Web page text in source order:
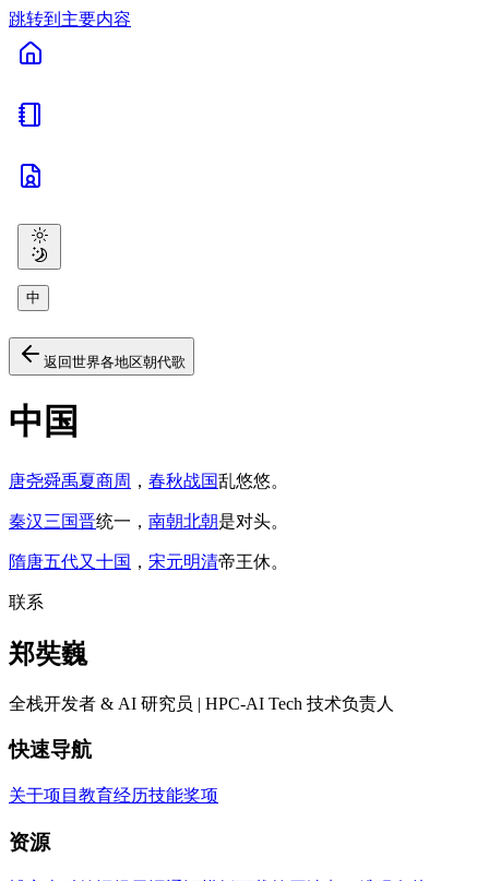
跳转到主要内容
中
返回世界各地区朝代歌
中国
唐尧舜禹夏商周 ， 春秋战国乱悠悠。
秦汉三国晋统一， 南朝北朝是对头。
隋唐五代又十国 ， 宋元明清帝王休。
联系
郑奘巍
全栈开发者 & AI 研究员 | HPC-AI Tech 技术负责人
快速导航
关于项目 教育经历技能奖项
资源